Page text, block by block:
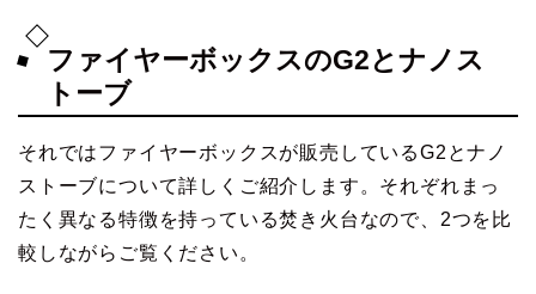
ファイヤーボックスのG2とナノス
トーブ
それではファイヤーボックスが販売しているG2とナノ
ストーブについて詳しくご紹介します。それぞれまっ
たく異なる特徴を持っている焚き火台なので、2つを比
較しながらご覧ください。